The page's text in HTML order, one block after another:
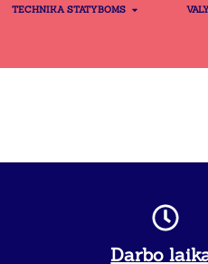
TECHNIKA STATYBOMS
Darbo